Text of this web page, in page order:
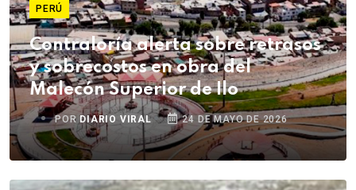
PERÚ
Contraloría alerta sobre retrasos
y sobrecostos en obra del
Malecón Superior de Ilo
PORDIARIO VIRAL 24 DE MAYO DE 2026